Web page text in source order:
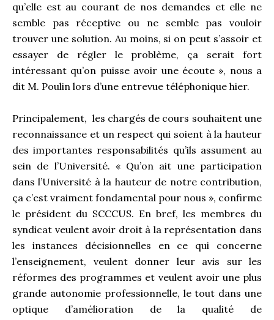
qu’elle est au courant de nos demandes et elle ne
semble pas réceptive ou ne semble pas vouloir
trouver une solution. Au moins, si on peut s’assoir et
essayer de régler le problème, ça serait fort
intéressant qu’on puisse avoir une écoute », nous a
dit M. Poulin lors d’une entrevue téléphonique hier.
Principalement, les chargés de cours souhaitent une
reconnaissance et un respect qui soient à la hauteur
des importantes responsabilités qu’ils assument au
sein de l’Université. « Qu’on ait une participation
dans l’Université à la hauteur de notre contribution,
ça c’est vraiment fondamental pour nous », confirme
le président du SCCCUS. En bref, les membres du
syndicat veulent avoir droit à la représentation dans
les instances décisionnelles en ce qui concerne
l’enseignement, veulent donner leur avis sur les
réformes des programmes et veulent avoir une plus
grande autonomie professionnelle, le tout dans une
optique d’amélioration de la qualité de